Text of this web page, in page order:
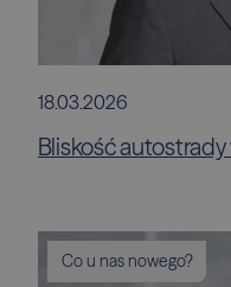
18.03.2026
Bliskość autostrady
Co u nas nowego?